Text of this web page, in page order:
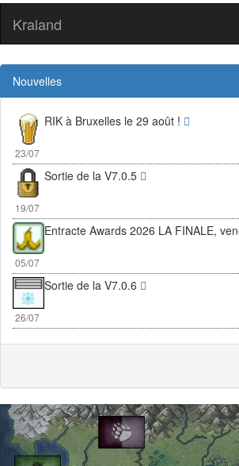
Kraland
Nouvelles
23/07
RIK à Bruxelles le 29 août !
19/07
Sortie de la V7.0.5
05/07
Entracte Awards 2026 LA FINALE,
26/07
Sortie de la V7.0.6
Previous